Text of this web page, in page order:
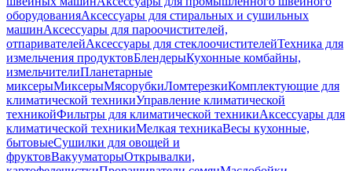
оборудованияАксессуары для стиральных и сушильных
машинАксессуары для пароочистителей,
отпаривателейАксессуары для стеклоочистителейТехника для
измельчения продуктовБлендерыКухонные комбайны,
измельчителиПланетарные
миксерыМиксерыМясорубкиЛомтерезкиКомплектующие для
климатической техникиУправление климатической
техникойФильтры для климатической техникиАксессуары для
климатической техникиМелкая техникаВесы кухонные,
бытовыеСушилки для овощей и
фруктовВакууматорыОткрывалки,